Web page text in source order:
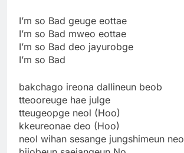
I’m so Bad geuge eottae
I’m so Bad mweo eottae
I’m so Bad deo jayurobge
I’m so Bad
bakchago ireona dallineun beob
tteooreuge hae julge
tteugeopge neol (Hoo)
kkeureonae deo (Hoo)
neol wihan sesange jungshimeun neo